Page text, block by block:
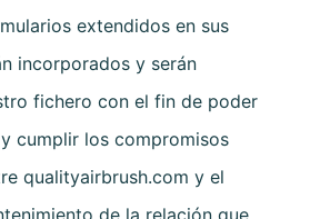
extendidos en sus
incorporados y serán
fichero con el fin de poder
cumplir los compromisos
qualityairbrush.com y el
de la relación que